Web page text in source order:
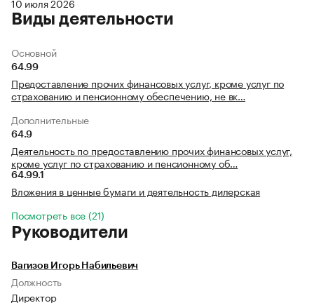
10 июля 2026
Виды деятельности
Основной
64.99
Предоставление прочих финансовых услуг, кроме услуг по
страхованию и пенсионному обеспечению, не вк…
Дополнительные
64.9
Деятельность по предоставлению прочих финансовых услуг,
кроме услуг по страхованию и пенсионному об…
64.99.1
Вложения в ценные бумаги и деятельность дилерская
Посмотреть все (21)
Руководители
Вагизов Игорь Набильевич
Должность
Директор